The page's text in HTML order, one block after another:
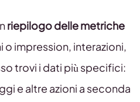
riepilogo delle metriche
o impression, interazioni,
trovi i dati più specifici:
e altre azioni a seconda